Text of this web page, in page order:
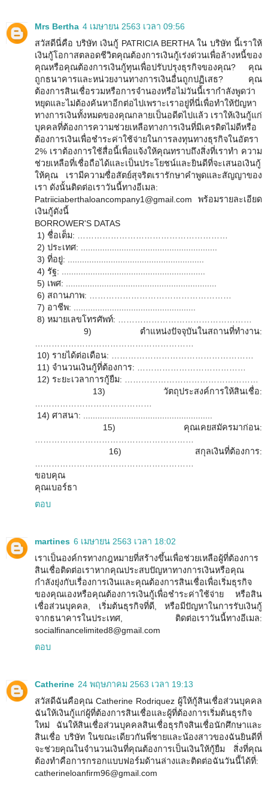
Mrs Bertha 4 เมษายน 2563 เวลา 09:56
สวัสดีนี่คือ บริษัท เงินกู้ PATRICIA BERTHA ใน บริษัท นี้เราให้
เงินกู้โอกาสตลอดชีวิตคุณต้องการเงินกู้เร่งด่วนเพื่อล้างหนี้ของ
คุณหรือคุณต้องการเงินกู้ทุนเพื่อปรับปรุงธุรกิจของคุณ? คุณ
ถูกธนาคารและหน่วยงานทางการเงินอื่นถูกปฏิเสธ? คุณ
ต้องการสินเชื่อรวมหรือการจำนองหรือไม่วันนี้เรากำลังพูดว่า
หยุดและไม่ต้องค้นหาอีกต่อไปเพราะเราอยู่ที่นี่เพื่อทำให้ปัญหา
ทางการเงินทั้งหมดของคุณกลายเป็นอดีตไปแล้ว เราให้เงินกู้แก่
บุคคลที่ต้องการความช่วยเหลือทางการเงินที่มีเครดิตไม่ดีหรือ
ต้องการเงินเพื่อชำระค่าใช้จ่ายในการลงทุนทางธุรกิจในอัตรา
2% เราต้องการใช้สื่อนี้เพื่อแจ้งให้คุณทราบถึงสิ่งที่เราทำ ความ
ช่วยเหลือที่เชื่อถือได้และเป็นประโยชน์และยินดีที่จะเสนอเงินกู้
ให้คุณ เรามีความซื่อสัตย์สุจริตเรารักษาคำพูดและสัญญาของ
เรา ดังนั้นติดต่อเราวันนี้ทางอีเมล:
Patriiciaberthaloancompany1@gmail.com พร้อมรายละเอียด
เงินกู้ดังนี้
BORROWER'S DATAS
1) ชื่อเต็ม: ………………………………………………
2) ประเทศ: .........................................................
3) ที่อยู่: .........................................................
4) รัฐ: ............................................................
5) เพศ: ...............................................................
6) สถานภาพ: ……………………………………………
7) อาชีพ: ...................................................
8) หมายเลขโทรศัพท์: …………………………………………
9) ตำแหน่งปัจจุบันในสถานที่ทำงาน:
10) รายได้ต่อเดือน: ……………………………………………
11) จำนวนเงินกู้ที่ต้องการ: …………………………………
12) ระยะเวลาการกู้ยืม: …………………………………………
13) วัตถุประสงค์การให้สินเชื่อ:
14) ศาสนา: ......................................................
15) คุณเคยสมัครมาก่อน:
16) สกุลเงินที่ต้องการ:
ขอบคุณ
คุณเบอร์ธา
ตอบ
martines 6 เมษายน 2563 เวลา 18:02
เราเป็นองค์กรทางกฎหมายที่สร้างขึ้นเพื่อช่วยเหลือผู้ที่ต้องการ
สินเชื่อติดต่อเราหากคุณประสบปัญหาทางการเงินหรือคุณ
กำลังยุ่งกับเรื่องการเงินและคุณต้องการสินเชื่อเพื่อเริ่มธุรกิจ
ของคุณเองหรือคุณต้องการเงินกู้เพื่อชำระค่าใช้จ่าย หรือสิน
เชื่อส่วนบุคคล, เริ่มต้นธุรกิจที่ดี, หรือมีปัญหาในการรับเงินกู้
จากธนาคารในประเทศ, ติดต่อเราวันนี้ทางอีเมล:
socialfinancelimited8@gmail.com
ตอบ
Catherine 24 พฤษภาคม 2563 เวลา 19:13
สวัสดีฉันคือคุณ Catherine Rodriquez ผู้ให้กู้สินเชื่อส่วนบุคคล
ฉันให้เงินกู้แก่ผู้ที่ต้องการสินเชื่อและผู้ที่ต้องการเริ่มต้นธุรกิจ
ใหม่ ฉันให้สินเชื่อส่วนบุคคลสินเชื่อธุรกิจสินเชื่อนักศึกษาและ
สินเชื่อ บริษัท ในขณะเดียวกันพี่ชายและน้องสาวของฉันยินดีที่
จะช่วยคุณในจำนวนเงินที่คุณต้องการเป็นเงินให้กู้ยืม สิ่งที่คุณ
ต้องทำคือการกรอกแบบฟอร์มด้านล่างและติดต่อฉันวันนี้ได้ที่:
catherineloanfirm96@gmail.com